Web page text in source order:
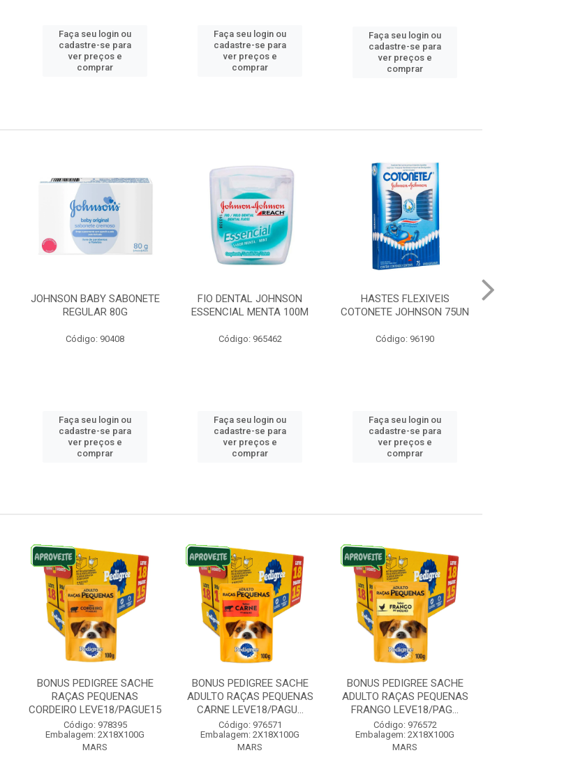
Faça seu login ou
cadastre-se para
ver preços e
comprar
Faça seu login ou
cadastre-se para
ver preços e
comprar
Faça seu login ou
cadastre-se para
ver preços e
comprar
FIO DENTAL JOHNSON
ESSENCIAL MENTA 100M
Código: 965462
Faça seu login ou
cadastre-se para
ver preços e
comprar
HASTES FLEXIVEIS
COTONETE JOHNSON 75UN
Código: 96190
Faça seu login ou
cadastre-se para
ver preços e
comprar
CURAT BAND-AID
TRANSPARENTE JOHNSON
Código: 973066
Faça seu login ou
cadastre-se para
ver preços e
comprar
BONUS PEDIGREE SACHE
RAÇAS PEQUENAS
CORDEIRO LEVE18/PAGUE15
Código: 978395
Embalagem: 2X18X100G
MARS
BONUS PEDIGREE SACHE
ADULTO RAÇAS PEQUENAS
CARNE LEVE18/PAGU...
Código: 976571
Embalagem: 2X18X100G
MARS
BONUS PEDIGREE SACHE
ADULTO RAÇAS PEQUENAS
FRANGO LEVE18/PAG...
Código: 976572
Embalagem: 2X18X100G
MARS